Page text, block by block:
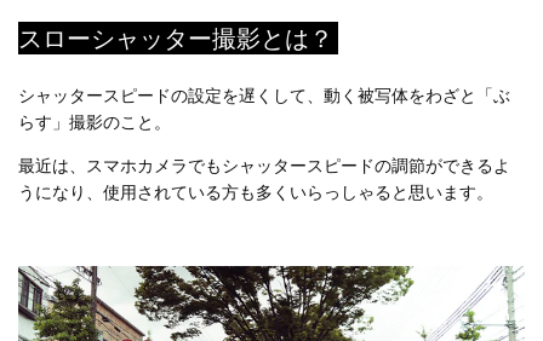
スローシャッター撮影とは？
シャッタースピードの設定を遅くして、動く被写体をわざと「ぶ
らす」撮影のこと。
最近は、スマホカメラでもシャッタースピードの調節ができるよ
うになり、使用されている方も多くいらっしゃると思います。